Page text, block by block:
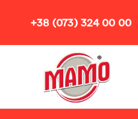
+38 (073) 324 00 00